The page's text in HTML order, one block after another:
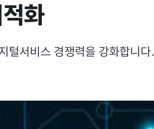
화
털서비스 경쟁력을 강화합니다.